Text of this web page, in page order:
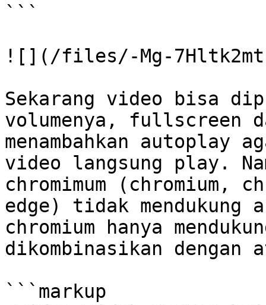
```
![](/files/-Mg-
Sekarang video bisa
volumenya, fullscreen
menambahkan autoplay
video langsung play.
chromimum
edge) tidak mendukung
chromium hanya
dikombinasikan dengan
```markup